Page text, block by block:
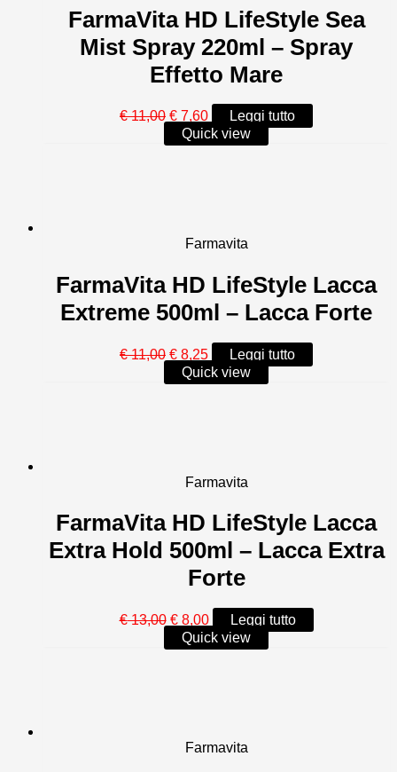
FarmaVita HD LifeStyle Sea
Mist Spray 220ml – Spray
Effetto Mare
€11,00 Il
prezzo
originale
€ 7,60Il
prezzo
attuale
Leggi tutto
Quick view
Farmavita
FarmaVita HD LifeStyle Lacca
Extreme 500ml – Lacca Forte
€11,00 Il
prezzo
originale
€ 8,25Il
prezzo
attuale
Leggi tutto
Quick view
Farmavita
FarmaVita HD LifeStyle Lacca
Extra Hold 500ml – Lacca Extra
Forte
€13,00 Il
prezzo
originale
€8,00Il
prezzo
attuale
Leggi tutto
Quick view
Farmavita